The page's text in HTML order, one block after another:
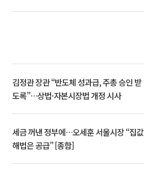
김정관 장관 “반도체 성과급, 주총 승인 받
도록”…상법·자본시장법 개정 시사
세금 꺼낸 정부에…오세훈 서울시장 “집값
해법은 공급” [종합]